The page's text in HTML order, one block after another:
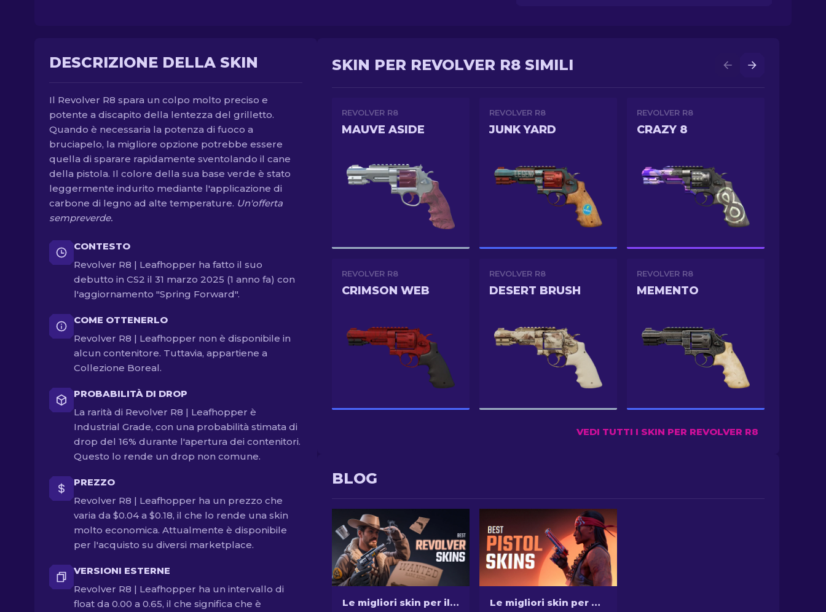
DESCRIZIONE DELLA SKIN
Il Revolver R8 spara un colpo molto preciso e
potente a discapito della lentezza del grilletto.
Quando è necessaria la potenza di fuoco a
bruciapelo, la migliore opzione potrebbe essere
quella di sparare rapidamente sventolando il cane
della pistola. Il colore della sua base verde è stato
leggermente indurito mediante l'applicazione di
carbone di legno ad alte temperature. Un'offerta
sempreverde.
CONTESTO
Revolver R8 | Leafhopper ha fatto il suo
debutto in CS2 il 31 marzo 2025 (1 anno fa) con
l'aggiornamento "Spring Forward".
COME OTTENERLO
Revolver R8 | Leafhopper non è disponibile in
alcun contenitore. Tuttavia, appartiene a
Collezione Boreal.
PROBABILITÀ DI DROP
La rarità di Revolver R8 | Leafhopper è
Industrial Grade, con una probabilità stimata di
drop del 16% durante l'apertura dei contenitori.
Questo lo rende un drop non comune.
PREZZO
Revolver R8 | Leafhopper ha un prezzo che
varia da $0.04 a $0.18, il che lo rende una skin
molto economica. Attualmente è disponibile
per l'acquisto su diversi marketplace.
VERSIONI ESTERNE
Revolver R8 | Leafhopper ha un intervallo di
float da 0.00 a 0.65, il che significa che è
SKIN PER REVOLVER R8 SIMILI
REVOLVER R8
MAUVE ASIDE
REVOLVER R8
JUNK YARD
REVOLVER R8
CRAZY 8
REVOLVER R8
CRIMSON WEB
REVOLVER R8
DESERT BRUSH
REVOLVER R8
MEMENTO
VEDI TUTTI I SKIN PER REVOLVER R8
BLOG
Le migliori skin per il R8 Revolver in CS2 [2026] Le migliori skin per pistola in CS2 [2026]